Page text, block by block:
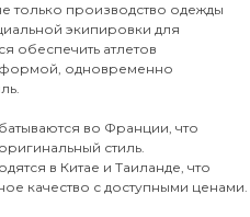
только производство одежды
экипировки для
обеспечить атлетов
формой, одновременно
во Франции, что
стиль.
в Китае и Таиланде, что
качество с доступными ценами.